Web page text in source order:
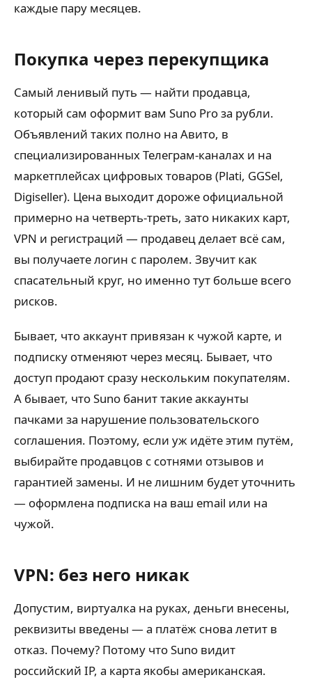
каждые пару месяцев.
Покупка через перекупщика
Самый ленивый путь — найти продавца,
который сам оформит вам Suno Pro за рубли.
Объявлений таких полно на Авито, в
специализированных Телеграм-каналах и на
маркетплейсах цифровых товаров (Plati, GGSel,
Digiseller). Цена выходит дороже официальной
примерно на четверть-треть, зато никаких карт,
VPN и регистраций — продавец делает всё сам,
вы получаете логин с паролем. Звучит как
спасательный круг, но именно тут больше всего
рисков.
Бывает, что аккаунт привязан к чужой карте, и
подписку отменяют через месяц. Бывает, что
доступ продают сразу нескольким покупателям.
А бывает, что Suno банит такие аккаунты
пачками за нарушение пользовательского
соглашения. Поэтому, если уж идёте этим путём,
выбирайте продавцов с сотнями отзывов и
гарантией замены. И не лишним будет уточнить
— оформлена подписка на ваш email или на
чужой.
VPN: без него никак
Допустим, виртуалка на руках, деньги внесены,
реквизиты введены — а платёж снова летит в
отказ. Почему? Потому что Suno видит
российский IP, а карта якобы американская.